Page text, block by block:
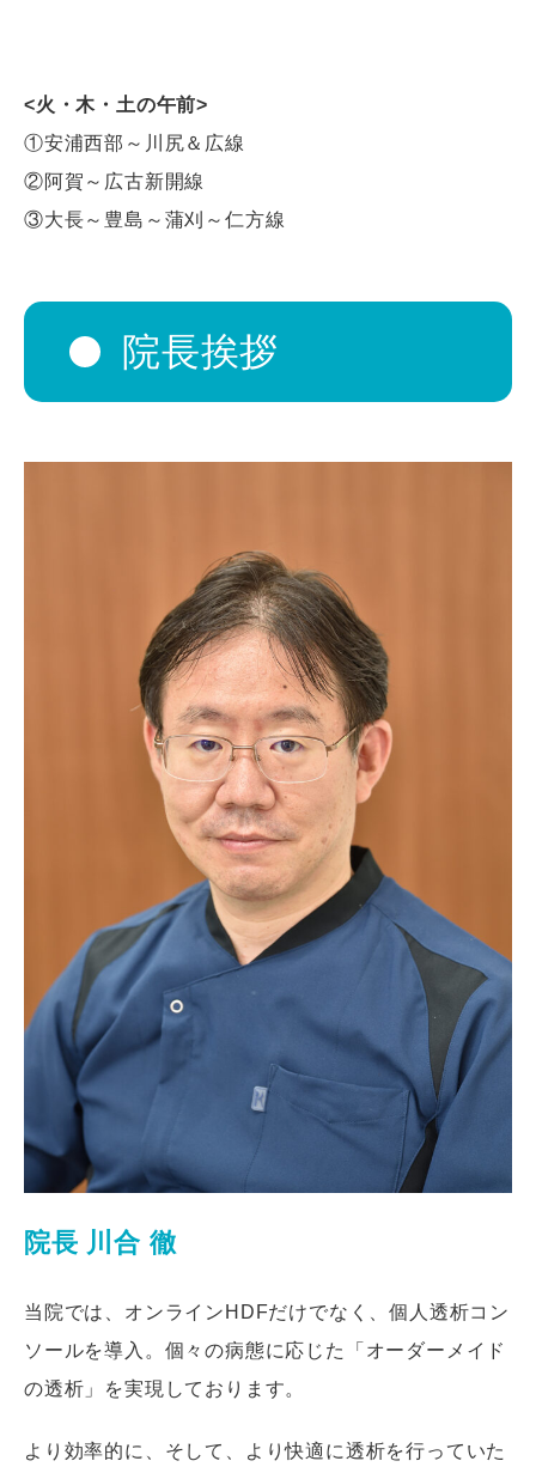
<火・木・土の午前>
①安浦西部～川尻＆広線
②阿賀～広古新開線
③大長～豊島～蒲刈～仁方線
院長挨拶
院長 川合 徹
当院では、オンラインHDFだけでなく、個人透析コン
ソールを導入。個々の病態に応じた「オーダーメイド
の透析」を実現しております。
より効率的に、そして、より快適に透析を行っていた